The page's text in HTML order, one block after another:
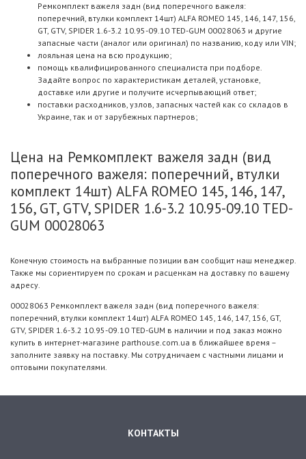
Ремкомплект важеля задн (вид поперечного важеля:
поперечний, втулки комплект 14шт) ALFA ROMEO 145, 146, 147, 156,
GT, GTV, SPIDER 1.6-3.2 10.95-09.10 TED-GUM 00028063 и другие
запасные части (аналог или оригинал) по названию, коду или VIN;
лояльная цена на всю продукцию;
помощь квалифицированного специалиста при подборе.
Задайте вопрос по характеристикам деталей, установке,
доставке или другие и получите исчерпывающий ответ;
поставки расходников, узлов, запасных частей как со складов в
Украине, так и от зарубежных партнеров;
Цена на Ремкомплект важеля задн (вид
поперечного важеля: поперечний, втулки
комплект 14шт) ALFA ROMEO 145, 146, 147,
156, GT, GTV, SPIDER 1.6-3.2 10.95-09.10 TED-
GUM 00028063
Конечную стоимость на выбранные позиции вам сообщит наш менеджер.
Также мы сориентируем по срокам и расценкам на доставку по вашему
адресу.
00028063 Ремкомплект важеля задн (вид поперечного важеля:
поперечний, втулки комплект 14шт) ALFA ROMEO 145, 146, 147, 156, GT,
GTV, SPIDER 1.6-3.2 10.95-09.10 TED-GUM в наличии и под заказ можно
купить в интернет-магазине parthouse.com.ua в ближайшее время –
заполните заявку на поставку. Мы сотрудничаем с частными лицами и
оптовыми покупателями.
КОНТАКТЫ